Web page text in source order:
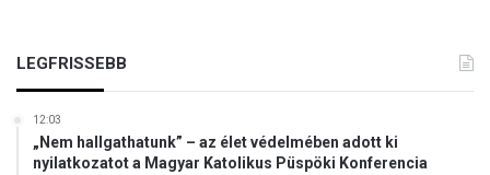
LEGFRISSEBB
12:03
„Nem hallgathatunk” – az élet védelmében adott ki
nyilatkozatot a Magyar Katolikus Püspöki Konferencia